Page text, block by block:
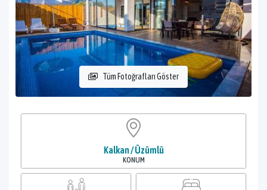
Tüm Fotoğrafları Göster
Kalkan / Üzümlü
KONUM